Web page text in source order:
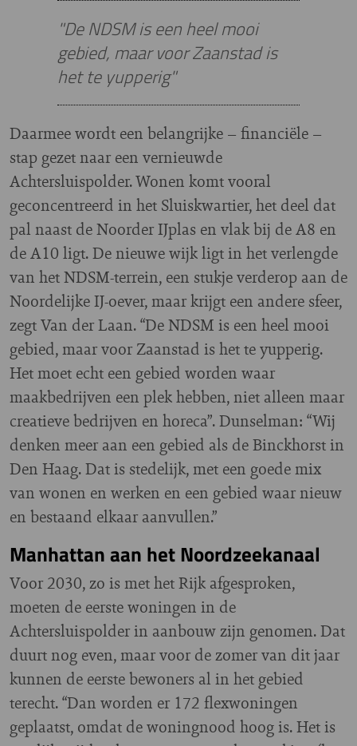
"De NDSM is een heel mooi
gebied, maar voor Zaanstad is
het te yupperig"
Daarmee wordt een belangrijke – financiële –
stap gezet naar een vernieuwde
Achtersluispolder. Wonen komt vooral
geconcentreerd in het Sluiskwartier, het deel dat
pal naast de Noorder IJplas en vlak bij de A8 en
de A10 ligt. De nieuwe wijk ligt in het verlengde
van het NDSM-terrein, een stukje verderop aan de
Noordelijke IJ-oever, maar krijgt een andere sfeer,
zegt Van der Laan. “De NDSM is een heel mooi
gebied, maar voor Zaanstad is het te yupperig.
Het moet echt een gebied worden waar
maakbedrijven een plek hebben, niet alleen maar
creatieve bedrijven en horeca”. Dunselman: “Wij
denken meer aan een gebied als de Binckhorst in
Den Haag. Dat is stedelijk, met een goede mix
van wonen en werken en een gebied waar nieuw
en bestaand elkaar aanvullen.”
Manhattan aan het Noordzeekanaal
Voor 2030, zo is met het Rijk afgesproken,
moeten de eerste woningen in de
Achtersluispolder in aanbouw zijn genomen. Dat
duurt nog even, maar voor de zomer van dit jaar
kunnen de eerste bewoners al in het gebied
terecht. “Dan worden er 172 flexwoningen
geplaatst, omdat de woningnood hoog is. Het is